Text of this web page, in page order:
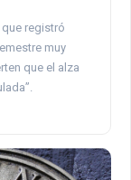
que registró
muy
que el alza